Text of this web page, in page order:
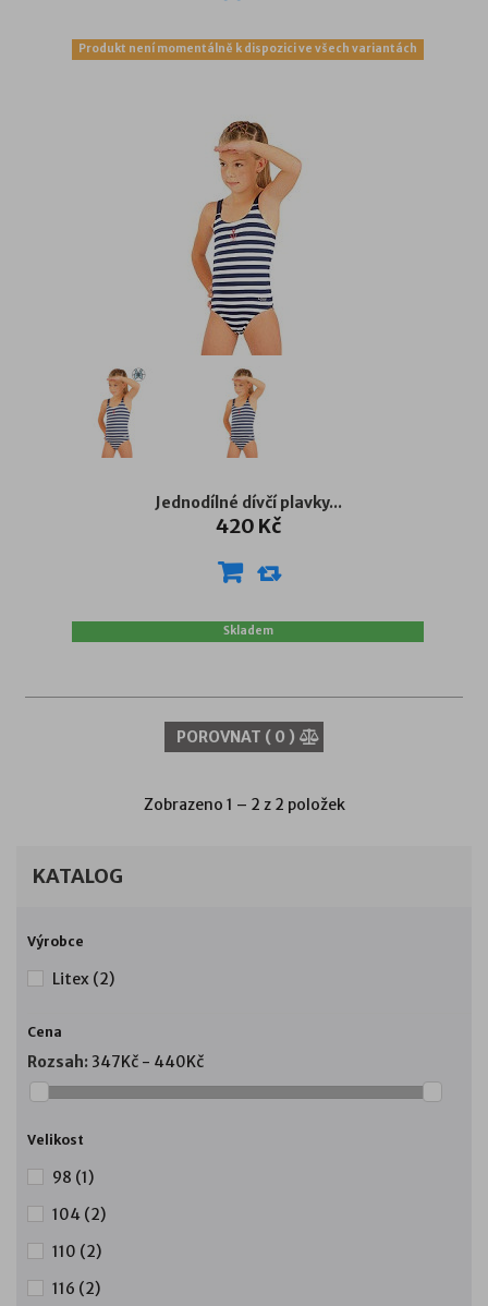
Produkt není momentálně k dispozici ve všech variantách
Jednodílné dívčí plavky...
420 Kč
Skladem
POROVNAT ( 0 )
Zobrazeno 1 – 2 z 2 položek
KATALOG
Výrobce
Litex (2)
Cena
Rozsah: 347Kč - 440Kč
Velikost
98 (1)
104 (2)
110 (2)
116 (2)